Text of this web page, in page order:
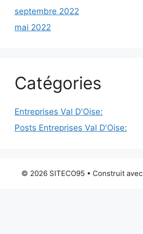
septembre 2022
mai 2022
Catégories
Entreprises Val D'Oise:
Posts Entreprises Val D'Oise:
© 2026 SITECO95 • Construit avec